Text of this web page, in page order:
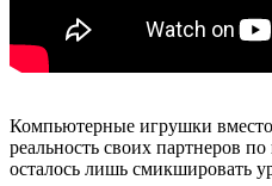
Компьютерные игрушки вместо
реальность своих партнеров
осталось лишь смикшировать